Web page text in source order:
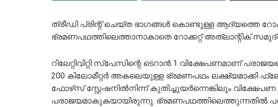
ത്രീഡി പ്രിന്റ് ചെയ്ത ഭാഗങ്ങള്‍ കൊണ്ടുള്ള ആദ്യത്തെ
ഭ്രമണപഥത്തിലെത്താനാകാതെ റോക്കറ്റ് അത്‌ലാന്റിക്
റിലേറ്റിവിറ്റി സ്‌പേസിന്റെ ടെറാന്‍ 1 വിക്ഷേപണമാണ്
200 കിലോമീറ്റര്‍ അകലെയുള്ള ഭ്രമണപഥം ലക്ഷ്യമാക്കി
ഫോഴ്‌സ് സ്റ്റേഷനില്‍നിന്ന് കുതിച്ചുയര്‍ന്നെങ്കിലും വിക്ഷേപണ
പരാജയമാകുകയായിരുന്നു. ഭ്രമണപഥത്തിലെത്തുന്നതില്‍